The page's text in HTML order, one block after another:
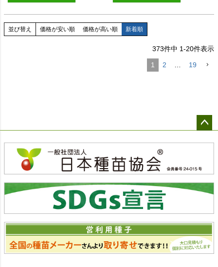
並び替え 価格が安い順 価格が高い順 新着順
373件中 1-20件表示
1 2 19
へ